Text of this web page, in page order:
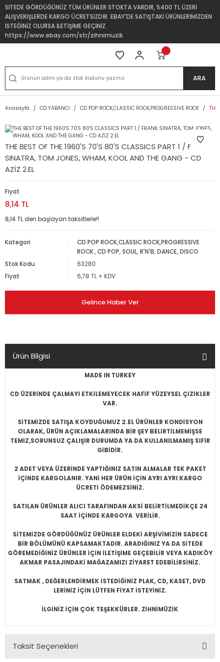
SİTEDE GÖRDÜĞÜNÜZ TÜM ÜRÜNLER STOKTA VARDIR, 5400 TL ÜZERİ
ALIŞVERİŞLERDE KARGO ÜCRETSİZDİR. EBAY'DE SATIŞTAKİ ÜRÜNLERİMİZDEN
İSTEĞİNİZ OLURSA İLETİŞİME GEÇİNİZ.
https://www.ebay.com/str/zihnimuzik
ARA
Anasayfa CD YABANCI CD POP ROCK,CLASSIC ROCK,PROGRESSIVE ROCK
THE BEST OF THE 1960'S 70'S 80'S CLASSICS PART 1 / FRANK
SINATRA, TOM JONES, WHAM, KOOL AND THE GANG - CD
AZİZ 2.EL
Fiyat
8,14 TL
8,14 TL den başlayan taksitlerle!!
Kategori
CD POP ROCK,CLASSIC ROCK,PROGRESSIVE
ROCK ,CD POP, SOUL, R'N'B, DANCE, DISCO
Stok Kodu
63280
Fiyat
6,78 TL + KDV
Gelince Haber Ver
Ürün Bilgisi
MADE IN TURKEY
CD ÜZERİNDE ÇALMAYI ETKİLEMEYECEK HAFİF YÜZEYSEL ÇİZİKLER
VAR.
SİTEMİZDE SATIŞA KOYDUĞUMUZ 2.EL ÜRÜNLER KONDİSYON
OLARAK, ÜRÜN AÇIKLAMALARINDA BİR ŞEY BELİRTİLMEMİŞSE
TEMİZ,SORUNSUZ ÇALIŞIR DURUMDA YA DA KULLANILMAMIŞ SIFIR
GİBİDİR.
2 ADET VEYA ÜZERİNDE YAPTIĞINIZ SATIN ALMALAR TEK PAKET
İÇİNDE KARGOLANIR. YANİ HER ÜRÜN İÇİN AYRI AYRI KARGO
ÜCRETİ ÖDEMEZSİNİZ.
SATILAN ÜRÜNLER ALICI TARAFINDAN AKSİ BELİRTİLMEDİKÇE 24
SAAT İÇİNDE KARGOYA VERİLİR.
SİTEMİZDE GÖRDÜĞÜNÜZ ÜRÜNLER ELDEKİ ARŞİVİMİZİN SADECE
BİR BÖLÜMÜNÜ KAPSAMAKTADIR. ARADIĞINIZ YA DA SİTEDE
GÖREMEDİĞİNİZ ÜRÜNLER İÇİN İLETİŞİME GEÇEBİLİR VEYA KADIKÖY
AKMAR PASAJINDAKİ MAĞAZAMIZI ZİYARET EDEBİLİRSİNİZ.
SATMAK , DEĞERLENDİRMEK İSTEDİĞİNİZ PLAK, CD, KASET, DVD
LERİNİZ İÇİN LÜTFEN FİYAT İSTEYİNİZ.
İLGİNİZ İÇİN ÇOK TEŞEKKÜRLER. ZİHNİMÜZİK
Taksit Seçenekleri